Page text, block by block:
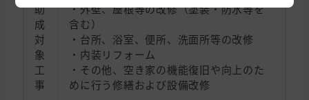
助
成
対
象
工
事
・外壁、屋根等の改修（塗装・防水等を
含む）
・台所、浴室、便所、洗面所等の改修
・内装リフォーム
・その他、空き家の機能復旧や向上のた
めに行う修繕および設備改修